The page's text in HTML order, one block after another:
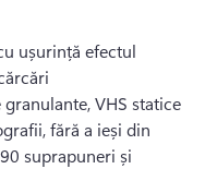
ușurință efectul
VHS statice
fără a ieși din
suprapuneri și